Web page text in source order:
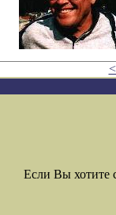
Если Вы хотите